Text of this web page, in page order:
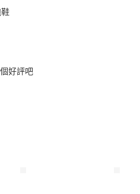
好評吧